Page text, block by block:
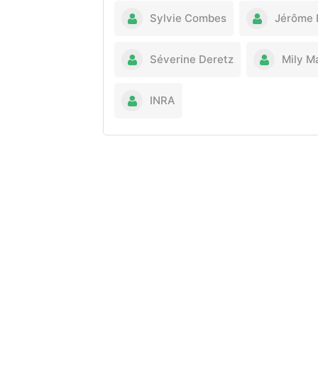
Sylvie Combes Jérôme
Séverine Deretz Mily
INRA